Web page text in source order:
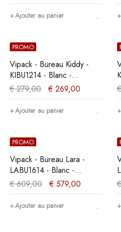
Ajouter au panier
PROMO
Vipack - Bureau Kiddy -
KIBU1214 - Blanc -
55x90x120cm
€279,00 € 269,00
Ajouter au panier
€
PROMO
Vipack - Bureau Lara -
LABU1614 - Blanc -
75,5x70xcm
€609,00 € 579,00
Ajouter au panier
€